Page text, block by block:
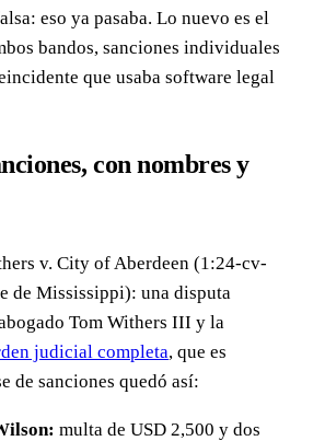
eso ya pasaba. Lo nuevo es el
bandos, sanciones individuales
que usaba software legal
con nombres y
v. City of Aberdeen (1:24-cv-
de Mississippi): una disputa
Tom Withers III y la
judicial completa, que es
de sanciones quedó así:
multa de USD 2,500 y dos